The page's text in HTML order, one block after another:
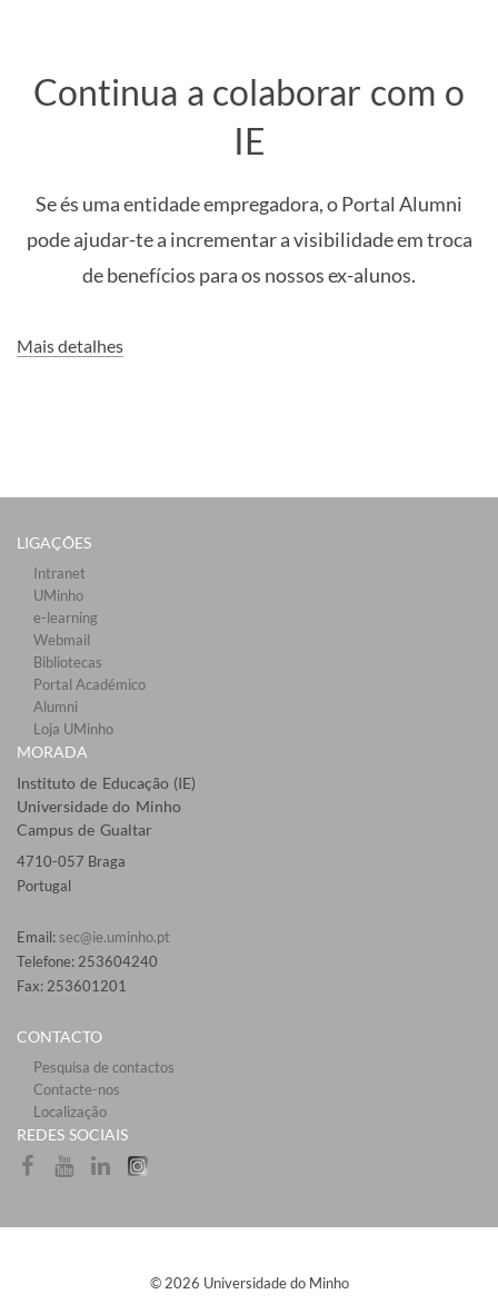
Continua a colaborar com o
IE
Se és uma entidade empregadora, o Portal Alumni
pode ajudar-te a incrementar a visibilidade em troca
de benefícios para os nossos ex-alunos.
Mais detalhes
LIGAÇÕES​
Intranet
UMinho
e-learning
Webmail​
Bibliotecas​
Portal Académico
Alumni
Loja UMinho
MORADA
Instituto de Educação (IE)
Universidade do Minho
Campus de Gualtar
4710-057 Braga
Portugal
Email: sec@ie.uminho.pt
Telefone: 253604240
Fax: 253601201​
CONTACTO
Pesquisa de contactos
Contacte-nos
Localização
​REDES SOCIAI​S​​
© 2026 Universidade do Minho​